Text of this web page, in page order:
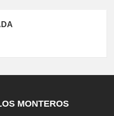
MONTEROS